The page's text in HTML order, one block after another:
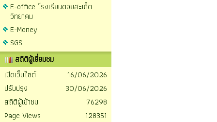
E-office โรงเรียนดอยสะเก็ด
วิทยาคม
E-Money
SGS
สถิติผู้เยี่ยมชม
เปิดเว็บไซต์
16/06/2026
ปรับปรุง
30/06/2026
สถิติผู้เข้าชม
76298
Page Views
128351